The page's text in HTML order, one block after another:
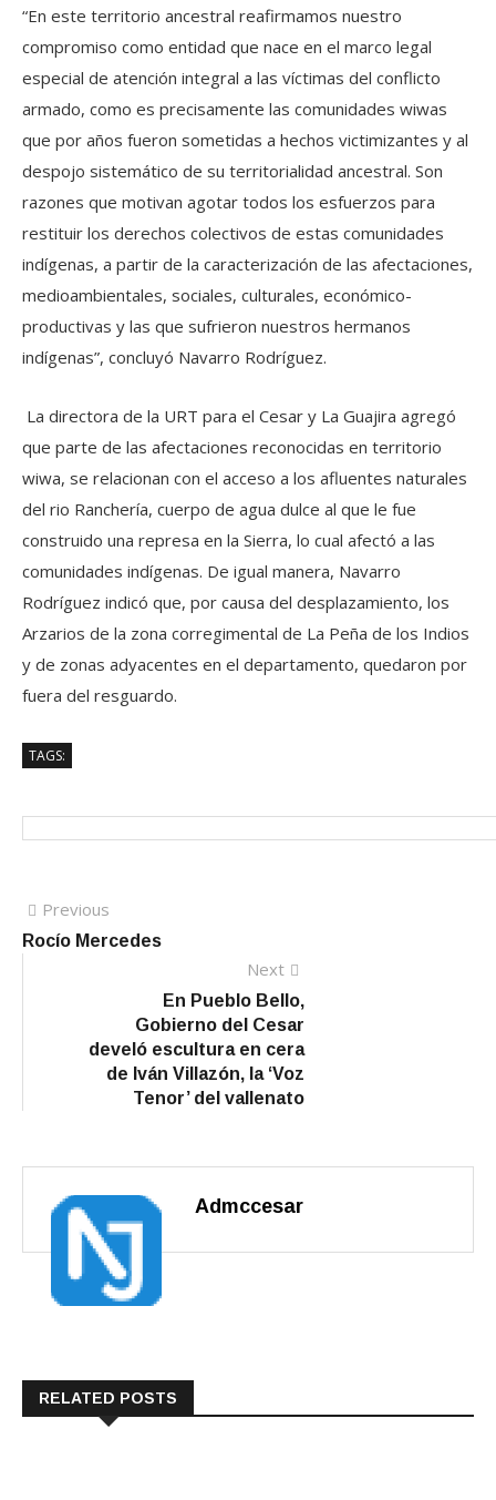
“En este territorio ancestral reafirmamos nuestro
compromiso como entidad que nace en el marco legal
especial de atención integral a las víctimas del conflicto
armado, como es precisamente las comunidades wiwas
que por años fueron sometidas a hechos victimizantes y al
despojo sistemático de su territorialidad ancestral. Son
razones que motivan agotar todos los esfuerzos para
restituir los derechos colectivos de estas comunidades
indígenas, a partir de la caracterización de las afectaciones,
medioambientales, sociales, culturales, económico-
productivas y las que sufrieron nuestros hermanos
indígenas”, concluyó Navarro Rodríguez.
La directora de la URT para el Cesar y La Guajira agregó
que parte de las afectaciones reconocidas en territorio
wiwa, se relacionan con el acceso a los afluentes naturales
del rio Ranchería, cuerpo de agua dulce al que le fue
construido una represa en la Sierra, lo cual afectó a las
comunidades indígenas. De igual manera, Navarro
Rodríguez indicó que, por causa del desplazamiento, los
Arzarios de la zona corregimental de La Peña de los Indios
y de zonas adyacentes en el departamento, quedaron por
fuera del resguardo.
TAGS:
Navegación
de
Previous
post:
Rocío Mercedes
Next
post:
En Pueblo Bello,
Gobierno del Cesar
develó escultura en cera
de Iván Villazón, la ‘Voz
Tenor’ del vallenato
Admccesar
RELATED POSTS